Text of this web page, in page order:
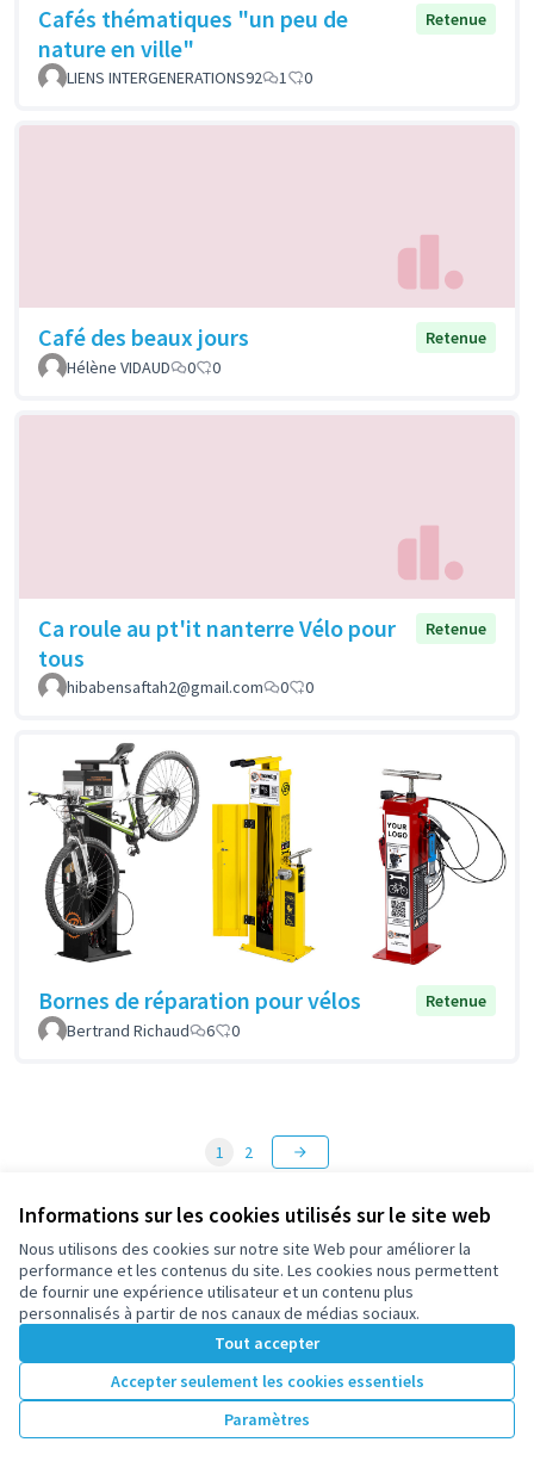
Informations sur les cookies utilisés sur le site web
Nous utilisons des cookies sur notre site Web pour améliorer la
performance et les contenus du site. Les cookies nous permettent
de fournir une expérience utilisateur et un contenu plus
personnalisés à partir de nos canaux de médias sociaux.
Tout accepter
Accepter seulement les cookies essentiels
Paramètres
Cafés thématiques "un peu de
nature en ville"
Retenue
LIENS INTERGENERATIONS92 1 0
Café des beaux jours
Retenue
Hélène VIDAUD
0 0
Ca roule au pt'it nanterre Vélo pour
tous
Retenue
hibabensaftah2@gmail.com 0 0
Bornes de réparation pour vélos
Retenue
Bertrand Richaud
6 0
1 2
Voir toutes les propositions retirées
Conditions d'utilisation
Paramètres des cookies
participez.nanterre.fr sur X
(Lien externe)
participez.nanterre.fr sur Facebook
(Lien externe)
participez.nanterre.fr sur Instagram
(Lien externe)
participez.nanterre.fr sur YouTube
(Lien externe)
participez.nanterre.fr sur GitHub
(Lien externe)